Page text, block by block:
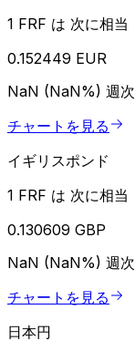
1 FRF は 次に相当
0.152449 EUR
NaN (NaN%) 週次
チャートを見る
イギリスポンド
1 FRF は 次に相当
0.130609 GBP
NaN (NaN%) 週次
チャートを見る
日本円